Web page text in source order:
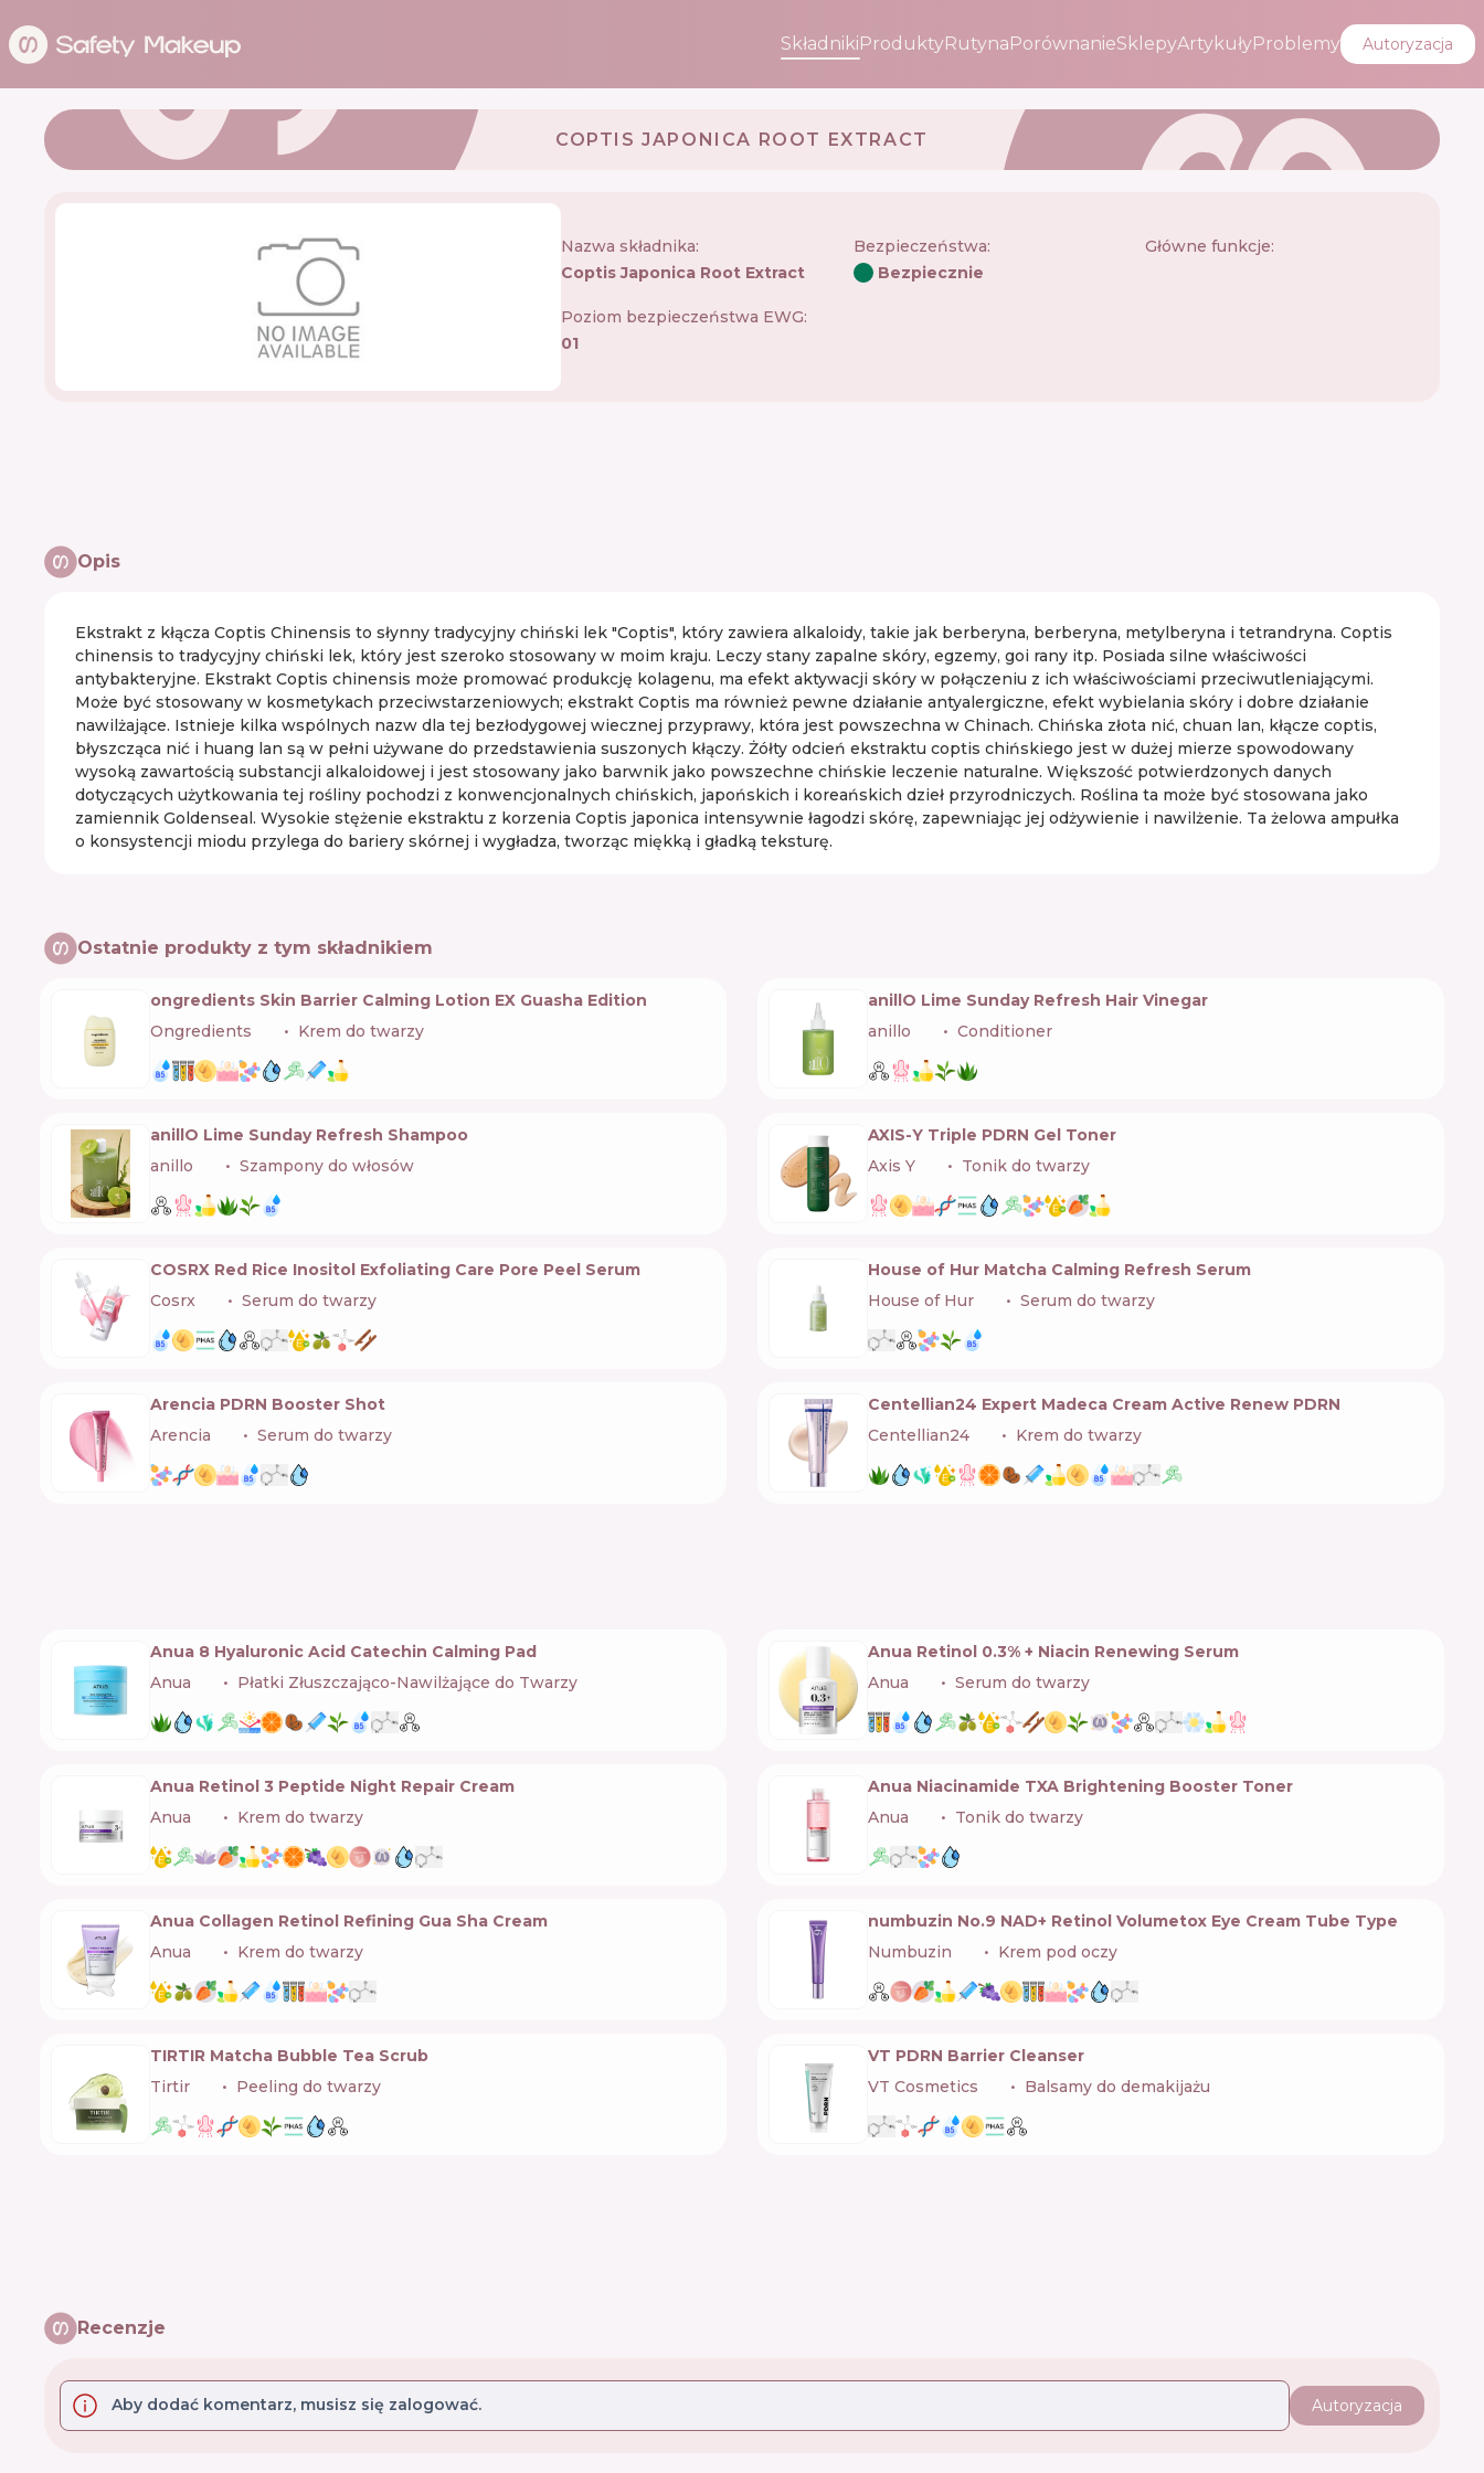
SkładnikiProduktyRutynaPorównanieSklepyArtykułyProblemy Autoryzacja
COPTIS JAPONICA ROOT EXTRACT
Nazwa składnika:
Coptis Japonica Root Extract
Bezpieczeństwa:
Bezpiecznie
Główne funkcje:
Poziom bezpieczeństwa EWG:
01
Opis
Ekstrakt z kłącza Coptis Chinensis to słynny tradycyjny chiński lek "Coptis", który zawiera alkaloidy, takie jak berberyna, berberyna, metylberyna i tetrandryna. Coptis
chinensis to tradycyjny chiński lek, który jest szeroko stosowany w moim kraju. Leczy stany zapalne skóry, egzemy, goi rany itp. Posiada silne właściwości
antybakteryjne. Ekstrakt Coptis chinensis może promować produkcję kolagenu, ma efekt aktywacji skóry w połączeniu z ich właściwościami przeciwutleniającymi.
Może być stosowany w kosmetykach przeciwstarzeniowych; ekstrakt Coptis ma również pewne działanie antyalergiczne, efekt wybielania skóry i dobre działanie
nawilżające. Istnieje kilka wspólnych nazw dla tej bezłodygowej wiecznej przyprawy, która jest powszechna w Chinach. Chińska złota nić, chuan lan, kłącze coptis,
błyszcząca nić i huang lan są w pełni używane do przedstawienia suszonych kłączy. Żółty odcień ekstraktu coptis chińskiego jest w dużej mierze spowodowany
wysoką zawartością substancji alkaloidowej i jest stosowany jako barwnik jako powszechne chińskie leczenie naturalne. Większość potwierdzonych danych
dotyczących użytkowania tej rośliny pochodzi z konwencjonalnych chińskich, japońskich i koreańskich dzieł przyrodniczych. Roślina ta może być stosowana jako
zamiennik Goldenseal. Wysokie stężenie ekstraktu z korzenia Coptis japonica intensywnie łagodzi skórę, zapewniając jej odżywienie i nawilżenie. Ta żelowa ampułka
o konsystencji miodu przylega do bariery skórnej i wygładza, tworząc miękką i gładką teksturę.
Ostatnie produkty z tym składnikiem
ongredients Skin Barrier Calming Lotion EX Guasha Edition
Ongredients
Krem do twarzy
anillO Lime Sunday Refresh Hair Vinegar
anillo
Conditioner
anillO Lime Sunday Refresh Shampoo
anillo
Szampony do włosów
AXIS-Y Triple PDRN Gel Toner
Axis Y
Tonik do twarzy
COSRX Red Rice Inositol Exfoliating Care Pore Peel Serum
Cosrx
Serum do twarzy
House of Hur Matcha Calming Refresh Serum
House of Hur
Serum do twarzy
Arencia PDRN Booster Shot
Arencia
Serum do twarzy
Centellian24 Expert Madeca Cream Active Renew PDRN
Centellian24
Krem do twarzy
Anua 8 Hyaluronic Acid Catechin Calming Pad
Anua
Płatki Złuszczająco-Nawilżające do Twarzy
Anua Retinol 0.3% + Niacin Renewing Serum
Anua
Serum do twarzy
Anua Retinol 3 Peptide Night Repair Cream
Anua
Krem do twarzy
Anua Niacinamide TXA Brightening Booster Toner
Anua
Tonik do twarzy
Anua Collagen Retinol Refining Gua Sha Cream
Anua
Krem do twarzy
numbuzin No.9 NAD+ Retinol Volumetox Eye Cream Tube Type
Numbuzin
Krem pod oczy
TIRTIR Matcha Bubble Tea Scrub
Tirtir
Peeling do twarzy
VT PDRN Barrier Cleanser
VT Cosmetics
Balsamy do demakijażu
Recenzje
Aby dodać komentarz, musisz się zalogować. Autoryzacja